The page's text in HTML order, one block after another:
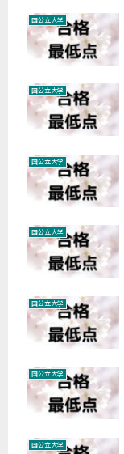
国公立大学
国公立大学
国公立大学
国公立大学
国公立大学
国公立大学
国公立大学